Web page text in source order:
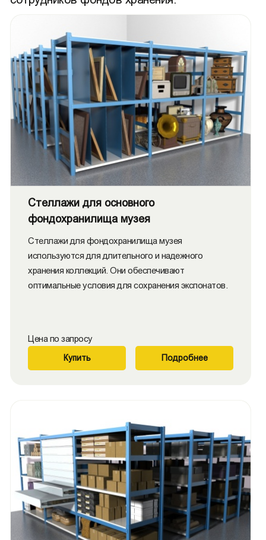
Стеллажи для основного
фондохранилища музея
Стеллажи для фондохранилища музея
используются для длительного и надежного
хранения коллекций. Они обеспечивают
оптимальные условия для сохранения экспонатов.
Цена по запросу
Купить Подробнее